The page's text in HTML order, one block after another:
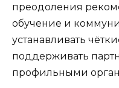
преодоления
обучение и
устанавливать
поддерживать
профильными